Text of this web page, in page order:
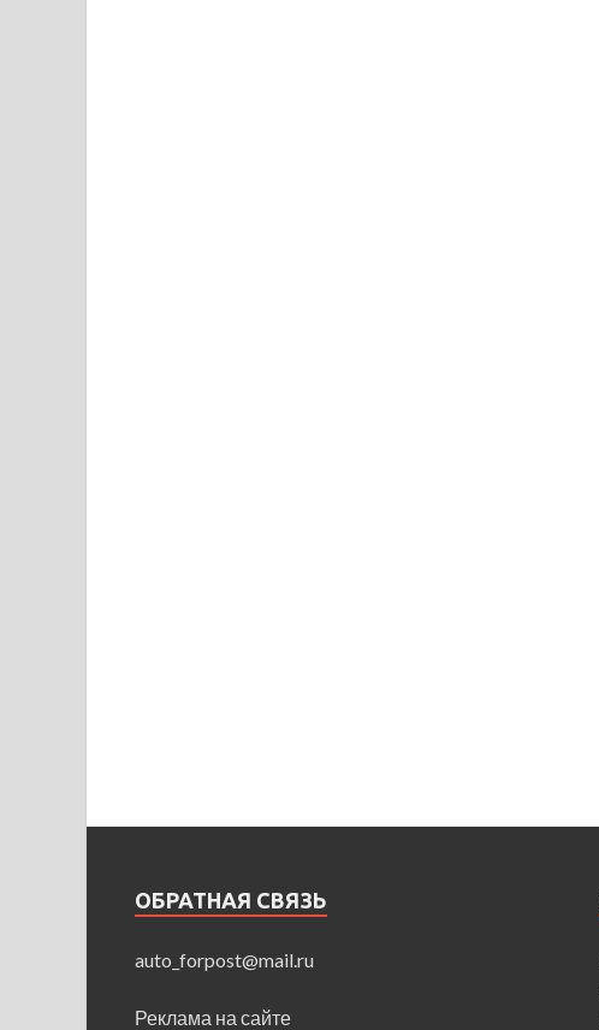
ОБРАТНАЯ СВЯЗЬ
auto_forpost@mail.ru
Реклама на сайте